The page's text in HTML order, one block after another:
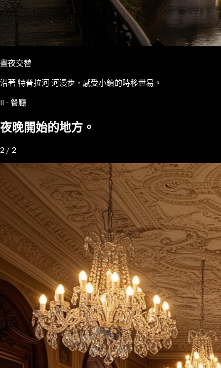
晝夜交替
沿著 特普拉河 河漫步，感受小鎮的時移世易。
II · 餐廳
夜晚開始的地方。
2 / 2